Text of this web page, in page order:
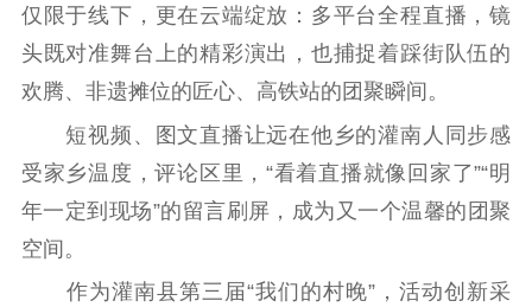
文化产业
统计分析
数字出版
审读服务
新闻发布工作备
案管理系统
电影
服务
理论宣讲
共建共享平台
政工继续教育学
习平台
责任编辑注册
业务申报系统
仅限于线下，更在云端绽放：多平台全程直播，镜
头既对准舞台上的精彩演出，也捕捉着踩街队伍的
欢腾、非遗摊位的匠心、高铁站的团聚瞬间。
短视频、图文直播让远在他乡的灌南人同步感
受家乡温度，评论区里，“看着直播就像回家了”“明
年一定到现场”的留言刷屏，成为又一个温馨的团聚
空间。
作为灌南县第三届“我们的村晚”，活动创新采